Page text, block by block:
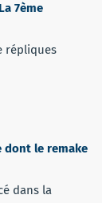
7ème
répliques
dont le remake
dans la